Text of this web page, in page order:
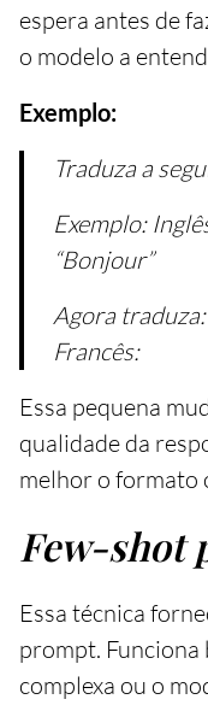
espera antes de
o modelo a
Exemplo:
Traduza a
Exemplo:
“Bonjour”
Agora
Francês:
Essa pequena
qualidade da
melhor o formato
Few-shot
Essa técnica
prompt. Funciona
complexa ou o